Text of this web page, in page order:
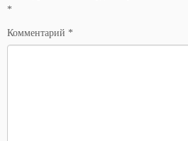
*
Комментарий *